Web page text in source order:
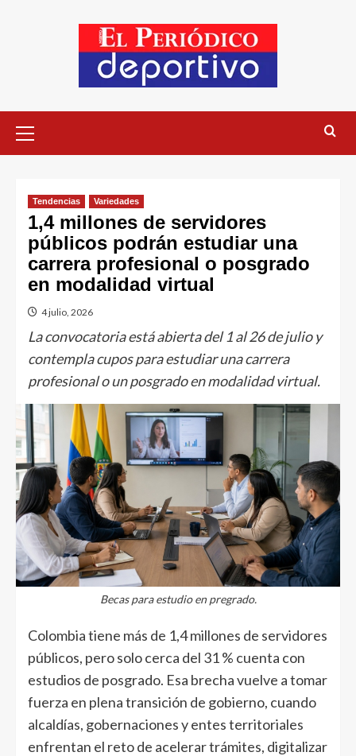
Tendencias Variedades
1,4 millones de servidores
públicos podrán estudiar una
carrera profesional o posgrado
en modalidad virtual
4 julio, 2026
La convocatoria está abierta del 1 al 26 de julio y
contempla cupos para estudiar una carrera
profesional o un posgrado en modalidad virtual.
Becas para estudio en pregrado.
Colombia tiene más de 1,4 millones de servidores
públicos, pero solo cerca del 31 % cuenta con
estudios de posgrado. Esa brecha vuelve a tomar
fuerza en plena transición de gobierno, cuando
alcaldías, gobernaciones y entes territoriales
enfrentan el reto de acelerar trámites, digitalizar